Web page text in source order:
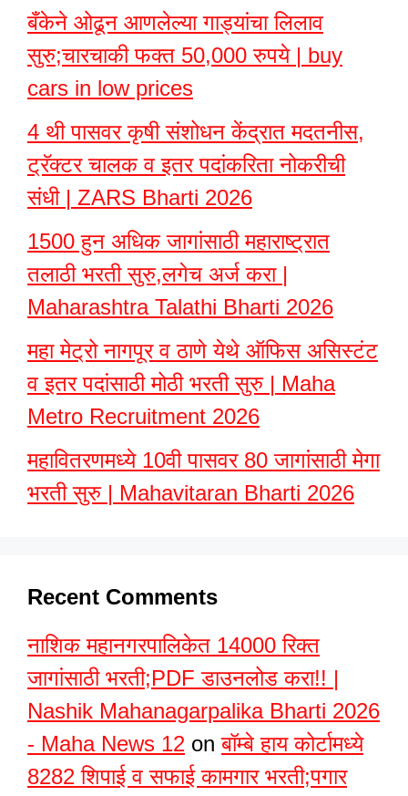
बँकेने ओढून आणलेल्या गाड्यांचा लिलाव
सुरु;चारचाकी फक्त 50,000 रुपये | buy
cars in low prices
4 थी पासवर कृषी संशोधन केंद्रात मदतनीस,
ट्रॅक्टर चालक व इतर पदांकरिता नोकरीची
संधी | ZARS Bharti 2026
1500 हुन अधिक जागांसाठी महाराष्ट्रात
तलाठी भरती सुरु,लगेच अर्ज करा |
Maharashtra Talathi Bharti 2026
महा मेट्रो नागपूर व ठाणे येथे ऑफिस असिस्टंट
व इतर पदांसाठी मोठी भरती सुरु | Maha
Metro Recruitment 2026
महावितरणमध्ये 10वी पासवर 80 जागांसाठी मेगा
भरती सुरु | Mahavitaran Bharti 2026
Recent Comments
नाशिक महानगरपालिकेत 14000 रिक्त
जागांसाठी भरती;PDF डाउनलोड करा!! |
Nashik Mahanagarpalika Bharti 2026
- Maha News 12 onबॉम्बे हाय कोर्टामध्ये
8282 शिपाई व सफाई कामगार भरती;पगार